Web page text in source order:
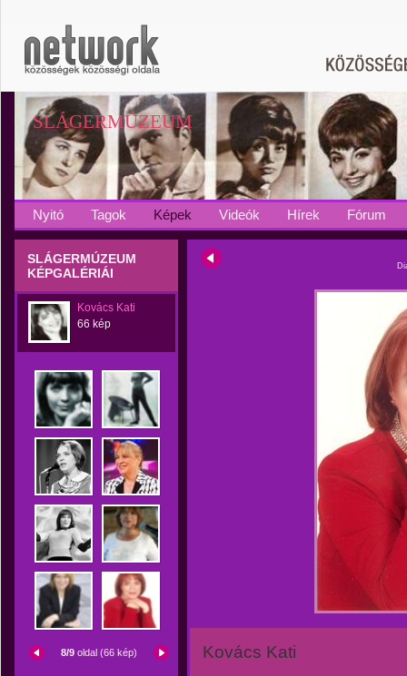
SLÁGERMÚZEUM
Nyitó Tagok Képek Videók Hírek Fórum
SLÁGERMÚZEUM
KÉPGALÉRIÁI
Kovács Kati
66 kép
8/9 oldal (66 kép) Kovács Kati